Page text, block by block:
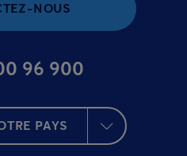
NOUS
96 900
PAYS